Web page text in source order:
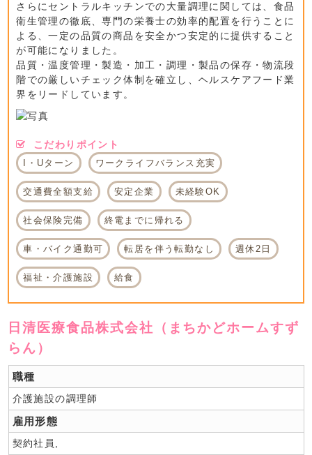
さらにセントラルキッチンでの大量調理に関しては、食品
衛生管理の徹底、専門の栄養士の効率的配置を行うことに
よる、一定の品質の商品を安全かつ安定的に提供すること
が可能になりました。
品質・温度管理・製造・加工・調理・製品の保存・物流段
階での厳しいチェック体制を確立し、ヘルスケアフード業
界をリードしています。
こだわりポイント
I・Uターン ワークライフバランス充実
交通費全額支給 安定企業 未経験OK
社会保険完備 終電までに帰れる
車・バイク通勤可 転居を伴う転勤なし 週休2日
福祉・介護施設 給食
日清医療食品株式会社（まちかどホームすず
らん）
職種
介護施設の調理師
雇用形態
契約社員,